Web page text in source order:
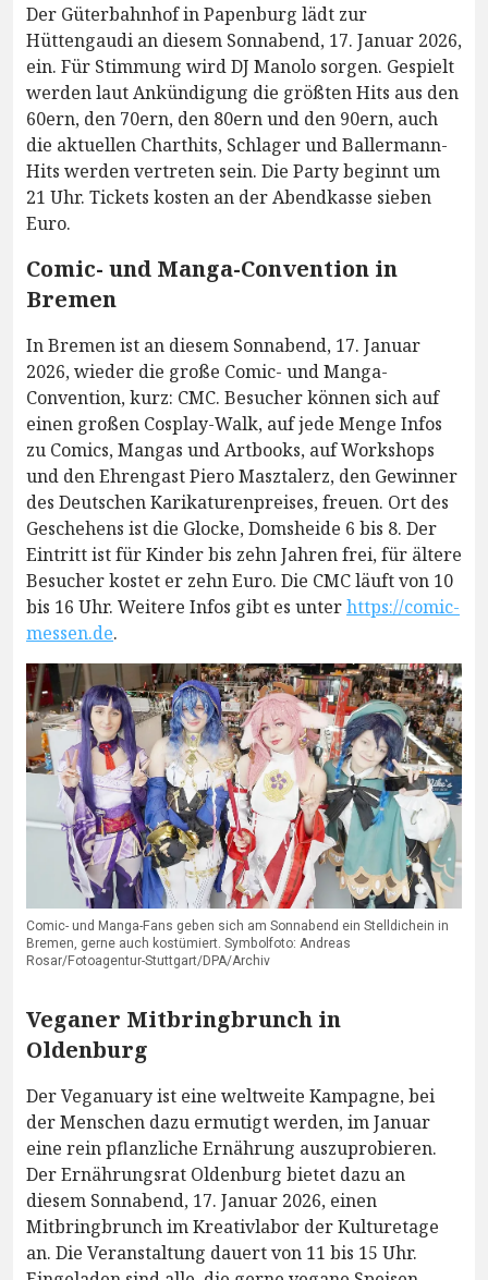
Der Güterbahnhof in Papenburg lädt zur
Hüttengaudi an diesem Sonnabend, 17. Januar 2026,
ein. Für Stimmung wird DJ Manolo sorgen. Gespielt
werden laut Ankündigung die größten Hits aus den
60ern, den 70ern, den 80ern und den 90ern, auch
die aktuellen Charthits, Schlager und Ballermann-
Hits werden vertreten sein. Die Party beginnt um
21 Uhr. Tickets kosten an der Abendkasse sieben
Euro.
Comic- und Manga-Convention in
Bremen
In Bremen ist an diesem Sonnabend, 17. Januar
2026, wieder die große Comic- und Manga-
Convention, kurz: CMC. Besucher können sich auf
einen großen Cosplay-Walk, auf jede Menge Infos
zu Comics, Mangas und Artbooks, auf Workshops
und den Ehrengast Piero Masztalerz, den Gewinner
des Deutschen Karikaturenpreises, freuen. Ort des
Geschehens ist die Glocke, Domsheide 6 bis 8. Der
Eintritt ist für Kinder bis zehn Jahren frei, für ältere
Besucher kostet er zehn Euro. Die CMC läuft von 10
bis 16 Uhr. Weitere Infos gibt es unterhttps://comic-
messen.de.
Comic- und Manga-Fans geben sich am Sonnabend ein Stelldichein in
Bremen, gerne auch kostümiert. Symbolfoto: Andreas
Rosar/Fotoagentur-Stuttgart/DPA/Archiv
Veganer Mitbringbrunch in
Oldenburg
Der Veganuary ist eine weltweite Kampagne, bei
der Menschen dazu ermutigt werden, im Januar
eine rein pflanzliche Ernährung auszuprobieren.
Der Ernährungsrat Oldenburg bietet dazu an
diesem Sonnabend, 17. Januar 2026, einen
Mitbringbrunch im Kreativlabor der Kulturetage
an. Die Veranstaltung dauert von 11 bis 15 Uhr.